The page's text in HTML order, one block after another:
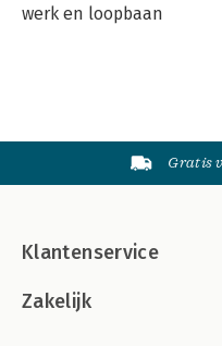
werk en loopbaan
Gratis
Klantenservice
Zakelijk